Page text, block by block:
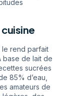
le rend parfait
base de lait de
sucrées
85% d’eau,
amateurs de